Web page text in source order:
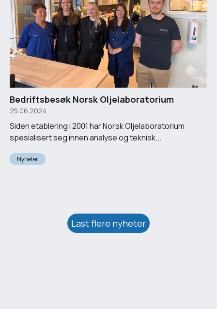
Bedriftsbesøk Norsk Oljelaboratorium
25.06.2024
Siden etablering i 2001 har Norsk Oljelaboratorium
spesialisert seg innen analyse og teknisk...
Nyheter
Last flere nyheter